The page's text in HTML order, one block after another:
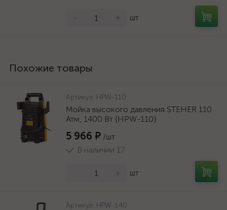
- + шт
Похожие товары
Артикул: HPW-110
Мойка высокого давления STEHER 110
Атм, 1400 Вт {HPW-110}
5 966 ₽ /шт
В наличии 17
+ шт
Артикул: HPW-140